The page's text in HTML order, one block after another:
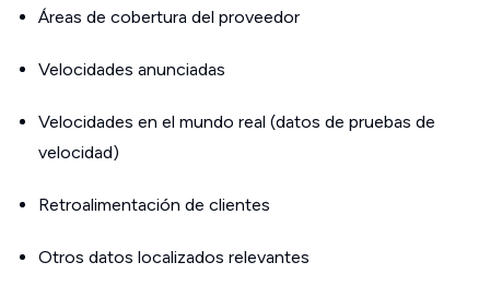
Áreas de cobertura del proveedor
Velocidades anunciadas
Velocidades en el mundo real (datos de pruebas de
velocidad)
Retroalimentación de clientes
Otros datos localizados relevantes